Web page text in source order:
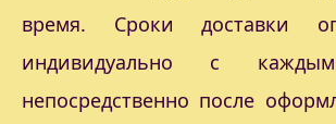
время. Сроки доставки
индивидуально с
непосредственно после